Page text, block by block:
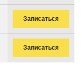
Записаться
Записаться